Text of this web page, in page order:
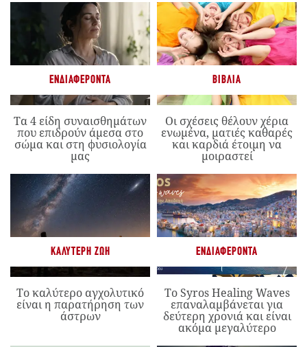
ΕΝΔΙΑΦΈΡΟΝΤΑ
Τα 4 είδη συναισθημάτων
που επιδρούν άμεσα στο
σώμα και στη φυσιολογία
μας
ΒΙΒΛΊΑ
Οι σχέσεις θέλουν χέρια
ενωμένα, ματιές καθαρές
και καρδιά έτοιμη να
μοιραστεί
ΚΑΛΎΤΕΡΗ ΖΩΉ
Το καλύτερο αγχολυτικό
είναι η παρατήρηση των
άστρων
ΕΝΔΙΑΦΈΡΟΝΤΑ
Το Syros Healing Waves
επαναλαμβάνεται για
δεύτερη χρονιά και είναι
ακόμα μεγαλύτερο